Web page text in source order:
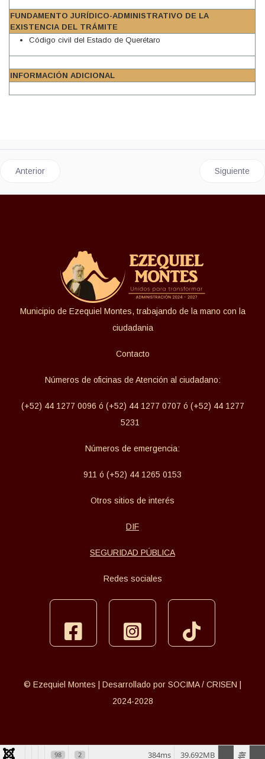
FUNDAMENTO JURÍDICO-ADMINISTRATIVO DE LA
EXISTENCIA DEL TRÁMITE
Código civil del Estado de Querétaro
INFORMACIÓN ADICIONAL
Artículo anterior: SENTENCIA POR TUTELA
Anterior Artículo
Siguiente
Municipio de Ezequiel Montes, trabajando de la mano con la
ciudadania
Contacto
Números de oficinas de Atención al ciudadano:
(+52) 44 1277 0096 ó (+52) 44 1277 0707 ó (+52) 44 1277
5231
Números de emergencia:
911 ó (+52) 44 1265 0153
Otros sitios de interés
DIF
SEGURIDAD PÚBLICA
Redes sociales
facebookinstagramtiktok
© Ezequiel Montes | Desarrollado por SOCIMA / CRISEN |
2024-2028
98 2 39.692MB
384ms